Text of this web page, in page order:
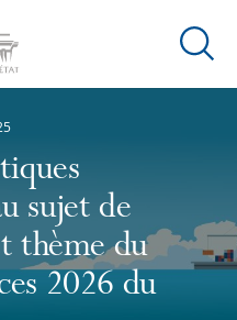
Ouvrir
sujet de
thème du
2026 du